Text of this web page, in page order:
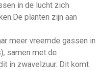
in de lucht zich
planten zijn aan
meer vreemde gassen in
samen met de
in zwavelzuur. Dit komt